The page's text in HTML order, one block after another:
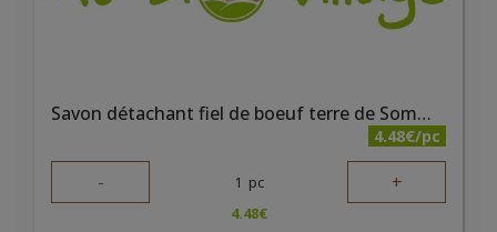
Savon détachant fiel de boeuf terre de Sommières
4.48€/pc
- 1 pc +
4.48€